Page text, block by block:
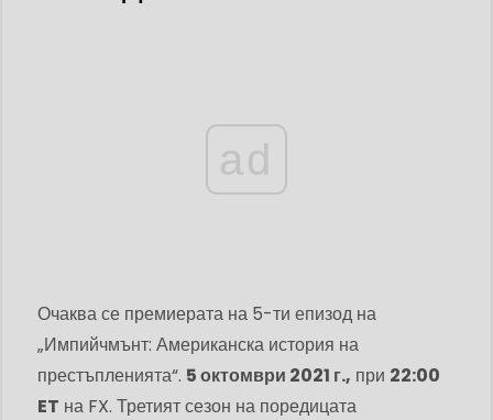
ad
Очаква се премиерата на 5-ти епизод на
„Импийчмънт: Американска история на
престъпленията“. 5 октомври 2021 г., при 22:00
ET на FX. Третият сезон на поредицата